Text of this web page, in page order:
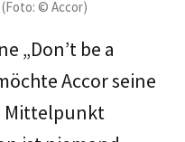
(Foto: © Accor)
„Don’t be a
Accor seine
Mittelpunkt